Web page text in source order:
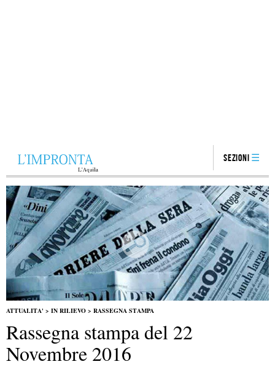
Sezioni
ATTUALITA' > IN RILIEVO > RASSEGNA STAMPA
Rassegna stampa del 22
Novembre 2016